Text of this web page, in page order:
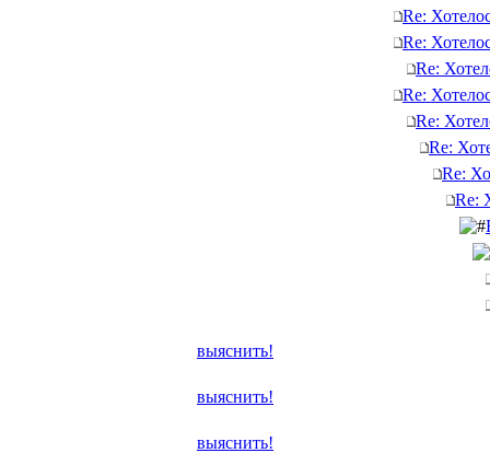
Re:
Re:
Re:
Re:
Re:
Re:
Re:
Re:
выяснить!
выяснить!
выяснить!